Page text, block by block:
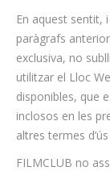
En aquest sentit,
paràgrafs
exclusiva, no
utilitzar el Lloc
disponibles, que
inclosos en les
altres termes
FILMCLUB no